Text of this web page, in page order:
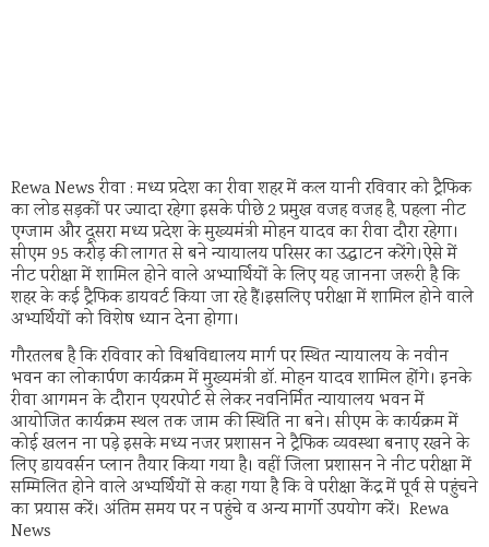
Rewa News रीवा : मध्य प्रदेश का रीवा शहर में कल यानी रविवार को ट्रैफिक
का लोड सड़कों पर ज्यादा रहेगा इसके पीछे 2 प्रमुख वजह वजह है, पहला नीट
एग्जाम और दूसरा मध्य प्रदेश के मुख्यमंत्री मोहन यादव का रीवा दौरा रहेगा।
सीएम 95 करोड़ की लागत से बने न्यायालय परिसर का उद्घाटन करेंगे।ऐसे में
नीट परीक्षा में शामिल होने वाले अभ्यार्थियों के लिए यह जानना जरूरी है कि
शहर के कई ट्रैफिक डायवर्ट किया जा रहे हैं।इसलिए परीक्षा में शामिल होने वाले
अभ्यर्थियों को विशेष ध्यान देना होगा।
गौरतलब है कि रविवार को विश्वविद्यालय मार्ग पर स्थित न्यायालय के नवीन
भवन का लोकार्पण कार्यक्रम में मुख्यमंत्री डॉ. मोहन यादव शामिल होंगे। इनके
रीवा आगमन के दौरान एयरपोर्ट से लेकर नवनिर्मित न्यायालय भवन में
आयोजित कार्यक्रम स्थल तक जाम की स्थिति ना बने। सीएम के कार्यक्रम में
कोई खलन ना पड़े इसके मध्य नजर प्रशासन ने ट्रैफिक व्यवस्था बनाए रखने के
लिए डायवर्सन प्लान तैयार किया गया है। वहीं जिला प्रशासन ने नीट परीक्षा में
सम्मिलित होने वाले अभ्यर्थियों से कहा गया है कि वे परीक्षा केंद्र में पूर्व से पहुंचने
का प्रयास करें। अंतिम समय पर न पहुंचे व अन्य मार्गो उपयोग करें। Rewa
News